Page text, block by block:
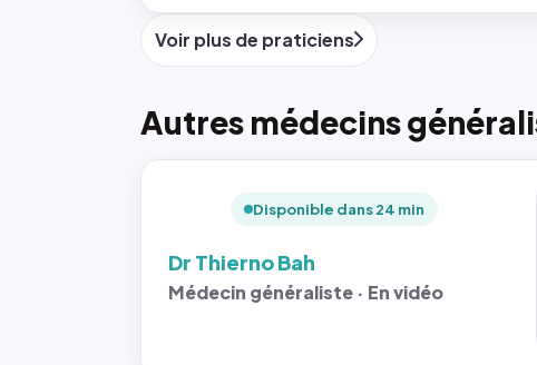
Voir plus de praticiens
Autres médecins
Disponible dans 24 min
Dr Thierno Bah
Médecin généraliste · En vidéo